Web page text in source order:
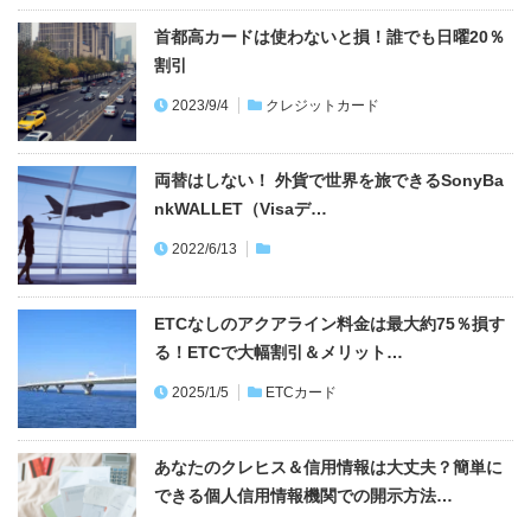
首都高カードは使わないと損！誰でも日曜20％
割引
2023/9/4 クレジットカード
両替はしない！ 外貨で世界を旅できるSonyBa
nkWALLET（Visaデ…
2022/6/13
ETCなしのアクアライン料金は最大約75％損す
る！ETCで大幅割引＆メリット…
2025/1/5 ETCカード
あなたのクレヒス＆信用情報は大丈夫？簡単に
できる個人信用情報機関での開示方法…